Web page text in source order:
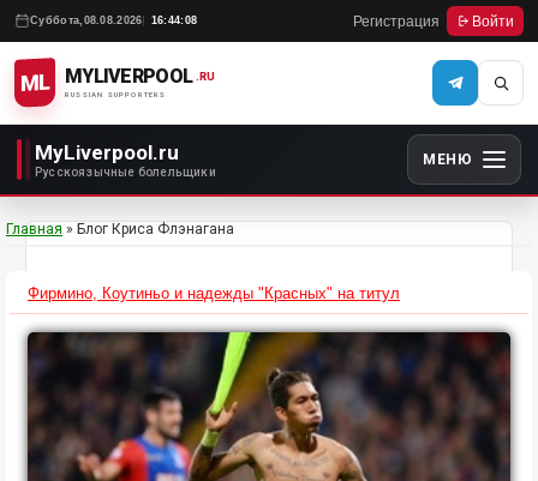
Суббота, 08.08.2026 16:44:08 Регистрация Войти
ML MYLIVERPOOL
RUSSIAN SUPPORTERS
.RU
MyLiverpool.ru
Русскоязычные болельщики
МЕНЮ
Главная » Блог Криса Флэнагана
Фирмино, Коутиньо и надежды "Красных" на титул